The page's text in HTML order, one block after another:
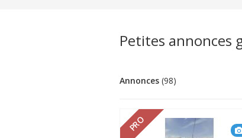
Petites annonces
Annonces (98)
PRO